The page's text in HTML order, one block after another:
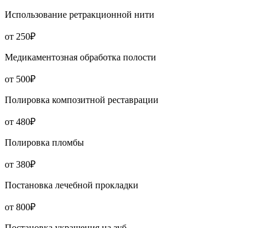
Использование ретракционной нити
от 250₽
Медикаментозная обработка полости
от 500₽
Полировка композитной реставрации
от 480₽
Полировка пломбы
от 380₽
Постановка лечебной прокладки
от 800₽